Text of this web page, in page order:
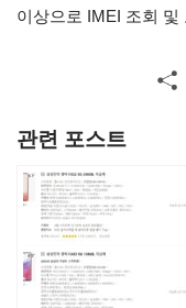
이상으로 IMEI 조회
관련 포스트